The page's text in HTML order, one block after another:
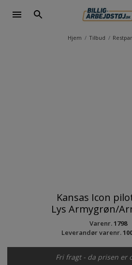
Hjem Tilbud
Kansas Icon
Lys Armygrøn/
Varenr.1798
Leverandør varenr.
Fri fragt - da prisen er